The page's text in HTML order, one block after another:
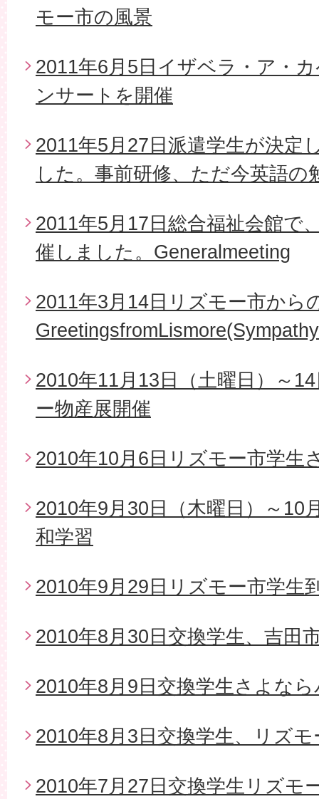
モー市の風景
2011年6月5日イザベラ・ア・
ンサートを開催
2011年5月27日派遣学生が決定
した。事前研修、ただ今英語の
2011年5月17日総合福祉会館で
催しました。Generalmeeting
2011年3月14日リズモー市から
2010年11月13日（土曜日）～
ー物産展開催
2010年10月6日リズモー市学生
2010年9月30日（木曜日）～10
和学習
2010年9月29日リズモー市学生
2010年8月30日交換学生、吉田
2010年8月9日交換学生さよな
2010年8月3日交換学生、リズ
2010年7月27日交換学生リズモ